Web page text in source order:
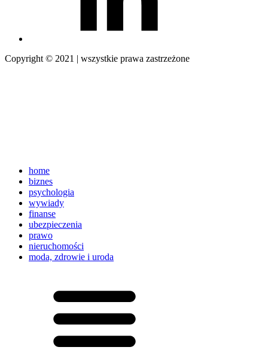
Copyright © 2021 | wszystkie prawa zastrzeżone
home
biznes
psychologia
wywiady
finanse
ubezpieczenia
prawo
nieruchomości
moda, zdrowie i uroda